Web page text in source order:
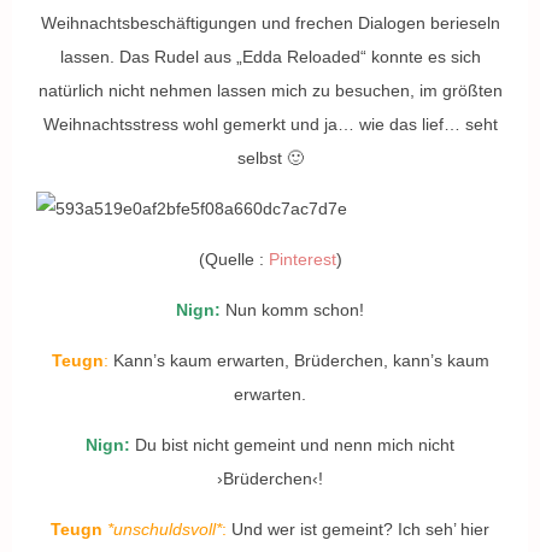
Weihnachtsbeschäftigungen und frechen Dialogen berieseln
lassen. Das Rudel aus „Edda Reloaded“ konnte es sich
natürlich nicht nehmen lassen mich zu besuchen, im größten
Weihnachtsstress wohl gemerkt und ja… wie das lief… seht
selbst 🙂
(Quelle : Pinterest)
Nign: Nun komm schon!
Teugn: Kann’s kaum erwarten, Brüderchen, kann’s kaum
erwarten.
Nign: Du bist nicht gemeint und nenn mich nicht
›Brüderchen‹!
Teugn *unschuldsvoll*: Und wer ist gemeint? Ich seh’ hier